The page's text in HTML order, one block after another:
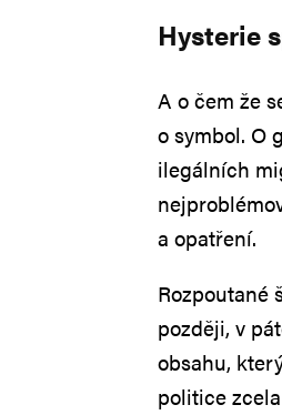
Hysterie
A o čem že
o symbol. O
ilegálních
a opatření.
Rozpoutané
později, v
obsahu,
politice